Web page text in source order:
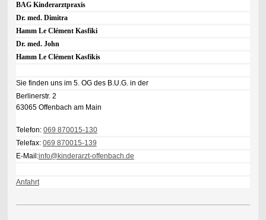
BAG Kinderarztpraxis
Dr. med. Dimitra
Hamm Le Clément Kasfiki
Dr. med. John
Hamm Le Clément Kasfikis
Sie finden uns im 5. OG des B.U.G. in der
Berlinerstr. 2
63065 Offenbach am Main
Telefon: 069 870015-130
Telefax: 069 870015-139
E-Mail:info@kinderarzt-offenbach.de
Anfahrt